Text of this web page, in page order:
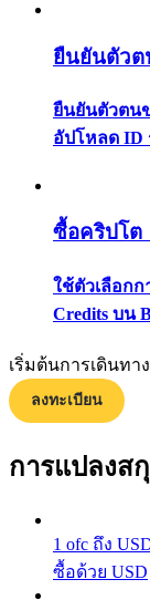
กลยุทธ์การ
ได้รับ
ยืนยันตัว
ยืนยันตัวตน
อัปโหลด ID
ซื้อคริปโต
ใช้ตัวเลือกก
Credits บน
เริ่มต้นการเดินท
ลงทะเบียน
การแปลงส
1 ofc ถึง
ซื้อด้วย USD